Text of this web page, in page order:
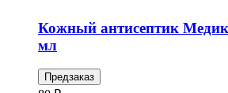
Кожный антисептик
мл
Предзаказ